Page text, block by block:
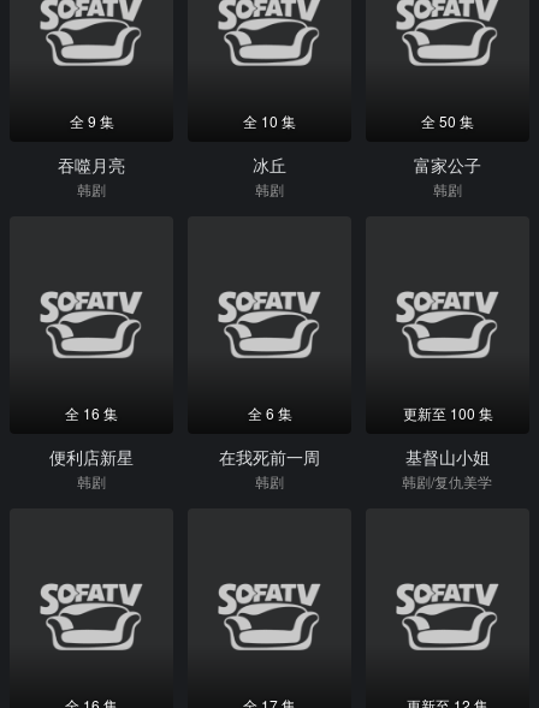
全 9 集
吞噬月亮
韩剧
全 10 集
冰丘
韩剧
全 50 集
富家公子
韩剧
全 16 集
便利店新星
韩剧
全 6 集
在我死前一周
韩剧
更新至 100 集
基督山小姐
韩剧/复仇美学